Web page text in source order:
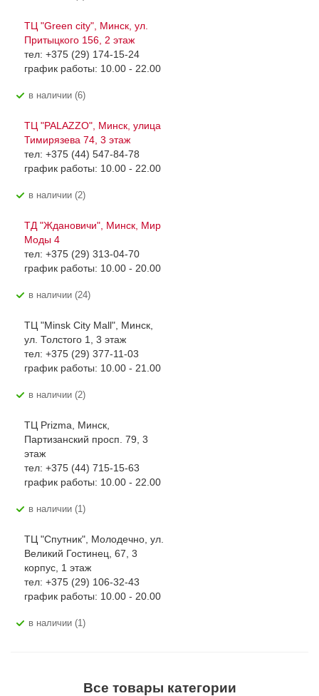
ТЦ "Green city", Минск, ул.
Притыцкого 156, 2 этаж
тел: +375 (29) 174-15-24
график работы: 10.00 - 22.00
В наличии (6)
ТЦ "PALAZZO", Минск, улица
Тимирязева 74, 3 этаж
тел: +375 (44) 547-84-78
график работы: 10.00 - 22.00
В наличии (2)
ТД "Ждановичи", Минск, Мир
Моды 4
тел: +375 (29) 313-04-70
график работы: 10.00 - 20.00
В наличии (24)
ТЦ "Minsk City Mall", Минск,
ул. Толстого 1, 3 этаж
тел: +375 (29) 377-11-03
график работы: 10.00 - 21.00
В наличии (2)
ТЦ Prizma, Минск,
Партизанский просп. 79, 3
этаж
тел: +375 (44) 715-15-63
график работы: 10.00 - 22.00
В наличии (1)
ТЦ "Спутник", Молодечно, ул.
Великий Гостинец, 67, 3
корпус, 1 этаж
тел: +375 (29) 106-32-43
график работы: 10.00 - 20.00
В наличии (1)
Все товары категории